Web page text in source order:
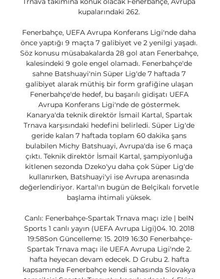
kupalarındaki 262.
Fenerbahçe, UEFA Avrupa Konferans Ligi'nde daha
önce yaptığı 9 maçta 7 galibiyet ve 2 yenilgi yaşadı.
Söz konusu müsabakalarda 28 gol atan Fenerbahçe,
kalesindeki 9 gole engel olamadı. Fenerbahçe'de
sahne Batshuayi'nin Süper Lig'de 7 haftada 7
galibiyet alarak müthiş bir form grafiğine ulaşan
Fenerbahçe'de hedef, bu başarılı gidişatı UEFA
Avrupa Konferans Ligi'nde de göstermek.
Kanarya'da teknik direktör İsmail Kartal, Spartak
Trnava karşısındaki hedefini belirledi. Süper Lig'de
geride kalan 7 haftada toplam 60 dakika şans
bulabilen Michy Batshuayi, Avrupa'da ise 6 maça
çıktı. Teknik direktör İsmail Kartal, şampiyonluğa
kitlenen sezonda Dzeko'yu daha çok Süper Lig'de
kullanırken, Batshuayi'yi ise Avrupa arenasında
değerlendiriyor. Kartal'ın bugün de Belçikalı forvetle
başlama ihtimali yüksek.
Canlı: Fenerbahçe-Spartak Trnava maçı izle | beIN
Sports 1 canlı yayın (UEFA Avrupa Ligi)04. 10. 2018
19:58Son Güncelleme: 15. 2019 16:30 Fenerbahçe-
Spartak Trnava maçı ile UEFA Avrupa Ligi'nde 2.
hafta heyecan devam edecek. D Grubu 2. hafta
kapsamında Fenerbahçe kendi sahasında Slovakya